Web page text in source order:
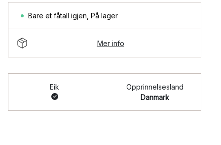
Bare et fåtall igjen På lager
Mer info
Eik
Opprinnelsesland
Danmark